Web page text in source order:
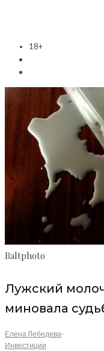
18+
Baltphoto
Лужский
миновала
Елена Лебедева·
Инвестиции